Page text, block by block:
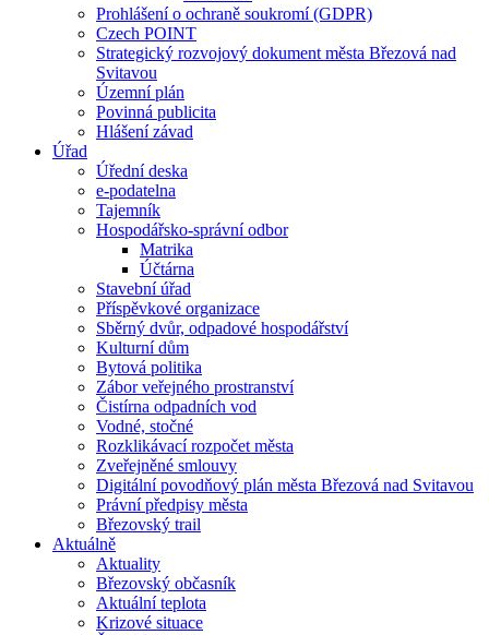
Prohlášení o ochraně soukromí (GDPR)
Czech POINT
Strategický rozvojový dokument města Březová nad
Svitavou
Územní plán
Povinná publicita
Hlášení závad
Úřad
Úřední deska
e-podatelna
Tajemník
Hospodářsko-správní odbor
Matrika
Účtárna
Stavební úřad
Příspěvkové organizace
Sběrný dvůr, odpadové hospodářství
Kulturní dům
Bytová politika
Zábor veřejného prostranství
Čistírna odpadních vod
Vodné, stočné
Rozklikávací rozpočet města
Zveřejněné smlouvy
Digitální povodňový plán města Březová nad Svitavou
Právní předpisy města
Březovský trail
Aktuálně
Aktuality
Březovský občasník
Aktuální teplota
Krizové situace